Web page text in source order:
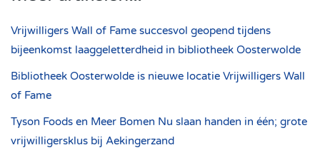
Vrijwilligers Wall of Fame succesvol geopend tijdens
bijeenkomst laaggeletterdheid in bibliotheek Oosterwolde
Bibliotheek Oosterwolde is nieuwe locatie Vrijwilligers Wall
of Fame
Tyson Foods en Meer Bomen Nu slaan handen in één; grote
vrijwilligersklus bij Aekingerzand